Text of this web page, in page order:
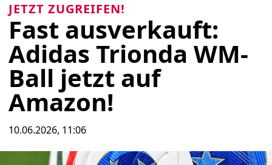
JETZT ZUGREIFEN!
Fast ausverkauft:
Adidas Trionda WM-
Ball jetzt auf
Amazon!
10.06.2026, 11:06